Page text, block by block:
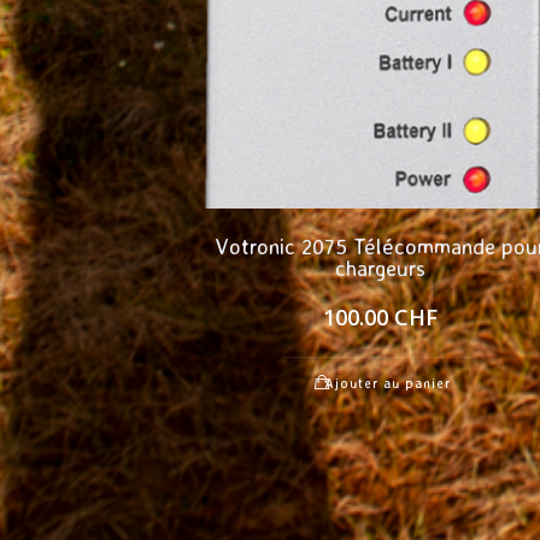
Votronic 2075 Télécommande
chargeurs
100.00CHF
Ajouter au panier